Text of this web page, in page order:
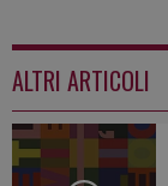
ALTRI ARTICOLI